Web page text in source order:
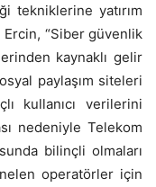
tekniklerine yatırım
Ercin, “Siber güvenlik
kaynaklı gelir
paylaşım siteleri
kullanıcı verilerini
nedeniyle Telekom
bilinçli olmaları
operatörler için